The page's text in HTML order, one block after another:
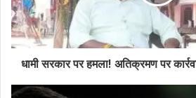
धामी सरकार पर हमला! अतिक्रमण पर